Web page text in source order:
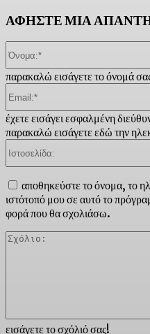
ΑΦΗΣΤΕ ΜΙΑ
εισάγετε το σχόλιό σας!
παρακαλώ εισάγετε το όνομά
έχετε εισάγει εσφαλμένη
παρακαλώ εισάγετε εδώ την
αποθηκεύστε το όνομα, το
ιστότοπό μου σε αυτό το
φορά που θα σχολιάσω.